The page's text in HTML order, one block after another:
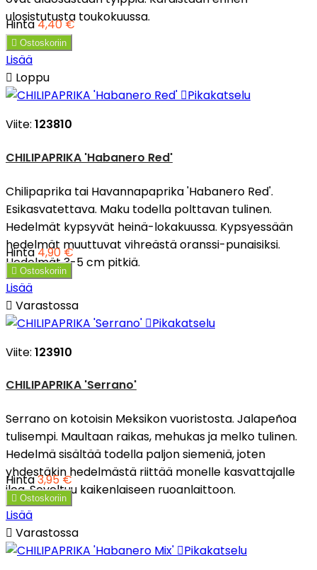
ulosistutusta toukokuussa.
Hinta4,40 €
 Ostoskoriin
Lisää
 Loppu
Pikakatselu
Viite: 123810
CHILIPAPRIKA 'Habanero Red'
Chilipaprika tai Havannapaprika 'Habanero Red'.
Esikasvatettava. Maku todella polttavan tulinen.
Hedelmät kypsyvät heinä-lokakuussa. Kypsyessään
hedelmät muuttuvat vihreästä oranssi-punaisiksi.
Hedelmät 3-5 cm pitkiä.
Hinta4,90 €
 Ostoskoriin
Lisää
 Varastossa
Pikakatselu
Viite: 123910
CHILIPAPRIKA 'Serrano'
Serrano on kotoisin Meksikon vuoristosta. Jalapeñoa
tulisempi. Maultaan raikas, mehukas ja melko tulinen.
Hedelmä sisältää todella paljon siemeniä, joten
yhdestäkin hedelmästä riittää monelle kasvattajalle
iloa. Soveltuu kaikenlaiseen ruoanlaittoon.
Hinta3,95 €
 Ostoskoriin
Lisää
 Varastossa
Pikakatselu